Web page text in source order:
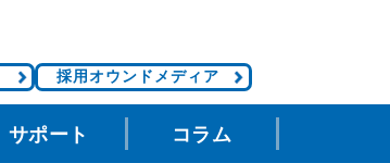
採用オウンドメディア
サポート コラム